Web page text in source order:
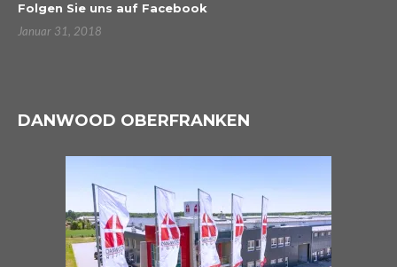
Folgen Sie uns auf Facebook
Januar 31, 2018
DANWOOD OBERFRANKEN